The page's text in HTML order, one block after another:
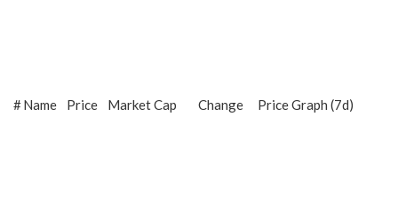
#Name Price Market Cap Change Price Graph (7d)